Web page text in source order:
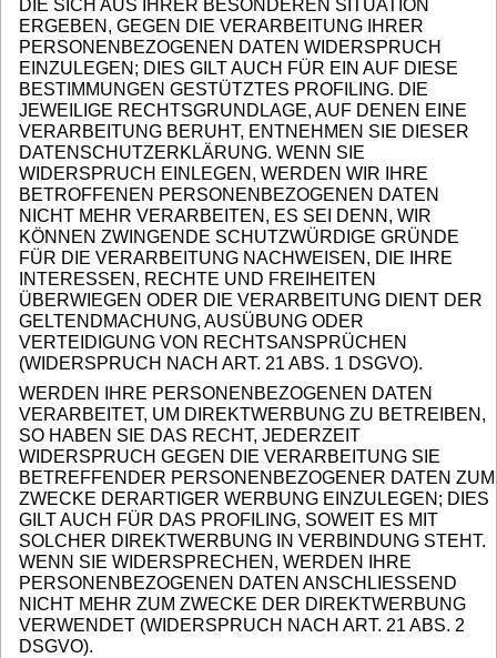
DIE SICH AUS IHRER BESONDEREN SITUATION
ERGEBEN, GEGEN DIE VERARBEITUNG IHRER
PERSONENBEZOGENEN DATEN WIDERSPRUCH
EINZULEGEN; DIES GILT AUCH FÜR EIN AUF DIESE
BESTIMMUNGEN GESTÜTZTES PROFILING. DIE
JEWEILIGE RECHTSGRUNDLAGE, AUF DENEN EINE
VERARBEITUNG BERUHT, ENTNEHMEN SIE DIESER
DATENSCHUTZERKLÄRUNG. WENN SIE
WIDERSPRUCH EINLEGEN, WERDEN WIR IHRE
BETROFFENEN PERSONENBEZOGENEN DATEN
NICHT MEHR VERARBEITEN, ES SEI DENN, WIR
KÖNNEN ZWINGENDE SCHUTZWÜRDIGE GRÜNDE
FÜR DIE VERARBEITUNG NACHWEISEN, DIE IHRE
INTERESSEN, RECHTE UND FREIHEITEN
ÜBERWIEGEN ODER DIE VERARBEITUNG DIENT DER
GELTENDMACHUNG, AUSÜBUNG ODER
VERTEIDIGUNG VON RECHTSANSPRÜCHEN
(WIDERSPRUCH NACH ART. 21 ABS. 1 DSGVO).
WERDEN IHRE PERSONENBEZOGENEN DATEN
VERARBEITET, UM DIREKTWERBUNG ZU BETREIBEN,
SO HABEN SIE DAS RECHT, JEDERZEIT
WIDERSPRUCH GEGEN DIE VERARBEITUNG SIE
BETREFFENDER PERSONENBEZOGENER DATEN ZUM
ZWECKE DERARTIGER WERBUNG EINZULEGEN; DIES
GILT AUCH FÜR DAS PROFILING, SOWEIT ES MIT
SOLCHER DIREKTWERBUNG IN VERBINDUNG STEHT.
WENN SIE WIDERSPRECHEN, WERDEN IHRE
PERSONENBEZOGENEN DATEN ANSCHLIESSEND
NICHT MEHR ZUM ZWECKE DER DIREKTWERBUNG
VERWENDET (WIDERSPRUCH NACH ART. 21 ABS. 2
DSGVO).